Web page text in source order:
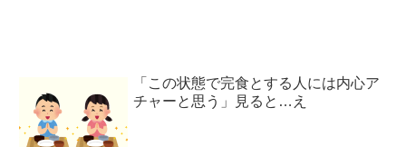
「この状態で完食とする人には内心ア
チャーと思う」見ると…え